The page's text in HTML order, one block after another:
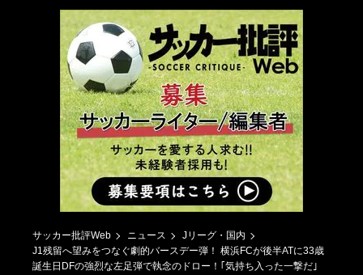
サッカー批評Web ニュース
Jリーグ・国内
J1残留へ望みをつなぐ劇的バースデー弾！ 横浜FCが後半ATに33歳
誕生日DFの強烈な左足弾で執念のドロー！｢気持ち入った一撃だ｣